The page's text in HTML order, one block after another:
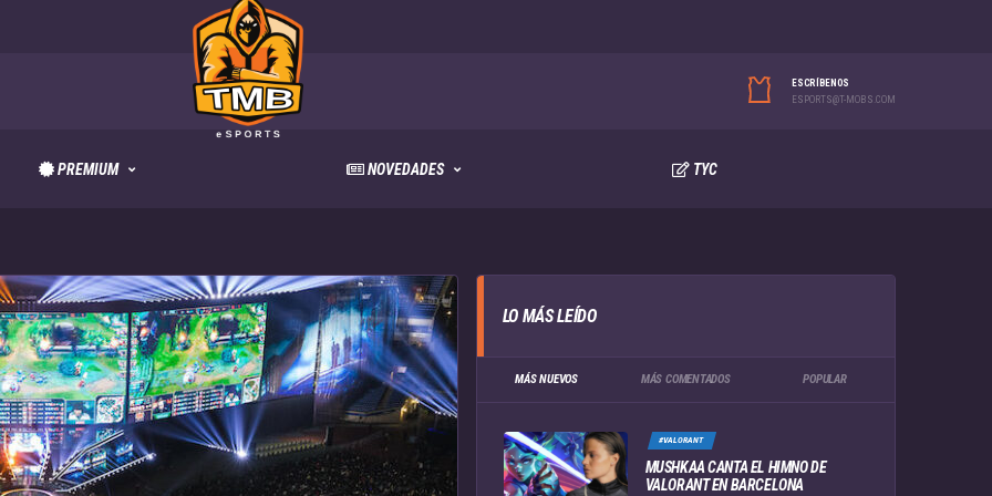
ESCRÍBENOS
ESPORTS@T-MOBS.COM
PREMIUM NOVEDADES TYC
LO MÁS LEÍDO
MÁS NUEVOS MÁS COMENTADOS POPULAR
#VALORANT
MUSHKAA CANTA EL HIMNO DE
VALORANT EN BARCELONA